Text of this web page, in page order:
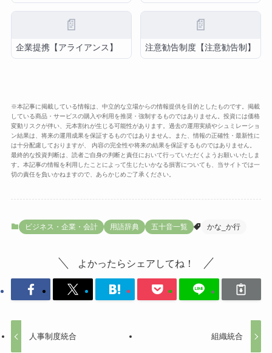
📄
企業提携【アライアンス】
📄
注意勧告制度【注意勧告制】
※本記事に掲載している情報は、中立的な立場からの情報提供を目的としたものです。掲載
している商品・サービスの購入や利用を推奨・強制するものではありません。投資には価格
変動リスクが伴い、元本割れが生じる可能性があります。過去の運用実績やシュミレーショ
ン結果は、将来の運用成果を保証するものではありません。また、情報の正確性・最新性に
は十分配慮しておりますが、 内容の完全性や将来の結果を保証するものではありません。
最終的な投資判断は、読者ご自身の判断と責任において行っていただくようお願いいたしま
す。本記事の情報を利用したことによって生じたいかなる損害についても、当サイトでは一
切の責任を負いかねますので、あらかじめご了承ください。
ビジネス・企業・会計 用語辞典 五十音一覧 かな_か行
よかったらシェアしてね！
人事制度統合 組織統合